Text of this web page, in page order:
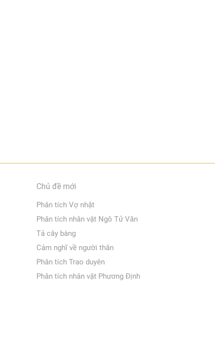
Chủ đề mới
Phân tích Vợ nhặt
Phân tích nhân vật Ngô Tử Văn
Tả cây bàng
Cảm nghĩ về người thân
Phân tích Trao duyên
Phân tích nhân vật Phương Định